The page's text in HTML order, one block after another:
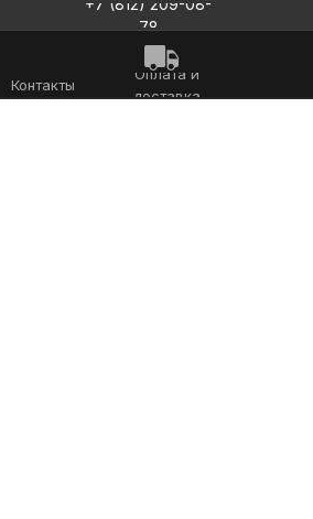
+7 (812) 209-08-
78
Оплата и
доставка
Контакты